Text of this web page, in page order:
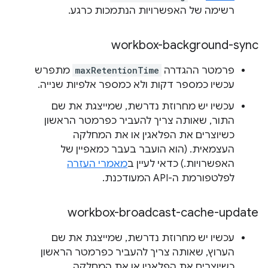
רשימה של האפשרויות הנתמכות כרגע.
workbox-background-sync
פרמטר ההגדרה maxRetentionTime מתפרש
עכשיו כמספר דקות ולא כמספר אלפיות שנייה.
עכשיו יש מחרוזת נדרשת, שמייצגת את שם
התור, שאותה צריך להעביר כפרמטר הראשון
כשיוצרים את הפלאגין או את המחלקה
העצמאית. (הוא הועבר בעבר כמאפיין של
האפשרויות.) כדאי לעיין במאמרי העזרה
לפלטפורמת ה-API המעודכנת.
workbox-broadcast-cache-update
עכשיו יש מחרוזת נדרשת, שמייצגת את שם
הערוץ, שאותה צריך להעביר כפרמטר הראשון